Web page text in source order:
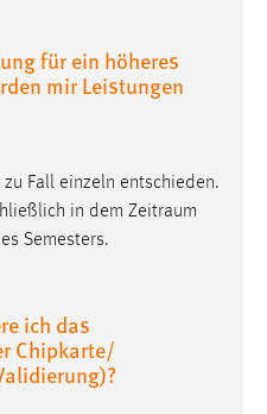
für ein höheres
mir Leistungen
Fall einzeln entschieden.
in dem Zeitraum
Semesters.
ich das
Chipkarte/
um sich an der Website
anonym.
uns zu verstehen, wie
nutzen.